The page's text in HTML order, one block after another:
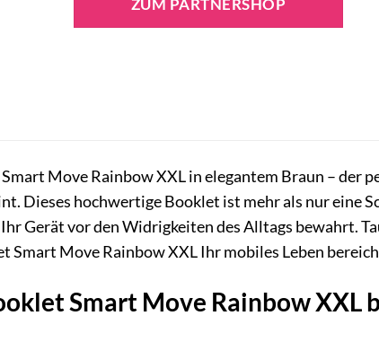
ZUM PARTNERSHOP
Move Rainbow XXL in elegantem Braun – der
Dieses hochwertige Booklet ist mehr als nur eine
Gerät vor den Widrigkeiten des Alltags bewahrt.
Smart Move Rainbow XXL Ihr mobiles Leben
Smart Move Rainbow XXL